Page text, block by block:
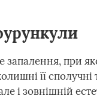
запалення, при
її
і зовнішній